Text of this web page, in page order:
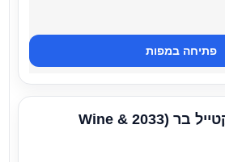
פתיחה במפות
2033 וויין אנד קוקטייל בר (2033 Wine &